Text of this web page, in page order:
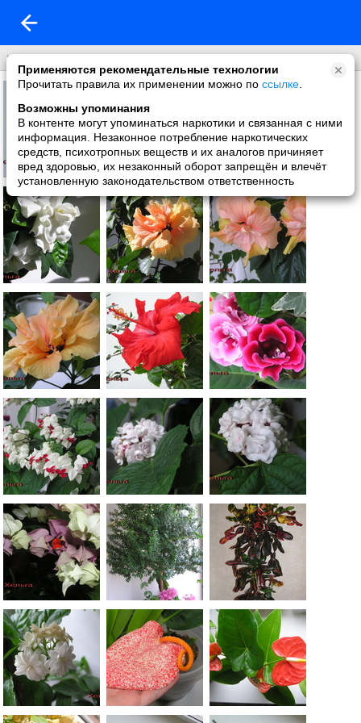
Применяются рекомендательные технологии
Прочитать правила их применении можно по ссылке
Возможны упоминания
В контенте могут упоминаться наркотики и связанная с ними
информация. Незаконное потребление наркотических
средств, психотропных веществ и их аналогов причиняет
вред здоровью, их незаконный оборот запрещён и влечёт
установленную законодательством ответственность
мои комнатные